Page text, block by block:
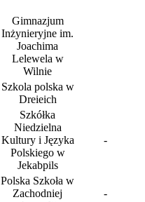
Gimnazjum
Inżynieryjne im.
Joachima
Lelewela w
Wilnie
Szkola polska w
Dreieich
Szkółka
Niedzielna
Kultury i Języka
Polskiego w
Jekabpils
-
Polska Szkoła w
Zachodniej
-